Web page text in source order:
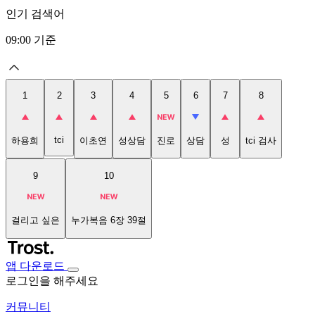
인기 검색어
09:00 기준
1
하용희
2
tci
3
이초연
4
성상담
5
진로
6
상담
7
성
8
tci 검사
9
걸리고 싶은
10
누가복음 6장 39절
앱 다운로드
로그인을 해주세요
커뮤니티